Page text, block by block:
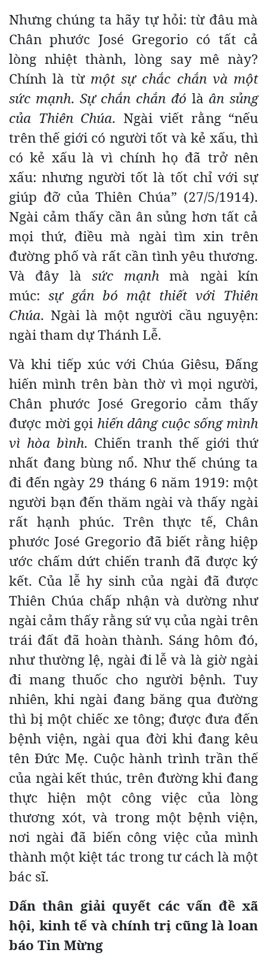
Nhưng chúng ta hãy tự hỏi: từ đâu mà
Chân phước José Gregorio có tất cả
lòng nhiệt thành, lòng say mê này?
Chính là từ một sự chắc chắn và một
sức mạnh. Sự chắn chắn đó là ân sủng
của Thiên Chúa. Ngài viết rằng “nếu
trên thế giới có người tốt và kẻ xấu, thì
có kẻ xấu là vì chính họ đã trở nên
xấu: nhưng người tốt là tốt chỉ với sự
giúp đỡ của Thiên Chúa” (27/5/1914).
Ngài cảm thấy cần ân sủng hơn tất cả
mọi thứ, điều mà ngài tìm xin trên
đường phố và rất cần tình yêu thương.
Và đây làsức mạnhmà ngài kín
múc: sự gắn bó mật thiết với Thiên
Chúa. Ngài là một người cầu nguyện:
ngài tham dự Thánh Lễ.
Và khi tiếp xúc với Chúa Giêsu, Đấng
hiến mình trên bàn thờ vì mọi người,
Chân phước José Gregorio cảm thấy
được mời gọi hiến dâng cuộc sống mình
vì hòa bình. Chiến tranh thế giới thứ
nhất đang bùng nổ. Như thế chúng ta
đi đến ngày 29 tháng 6 năm 1919: một
người bạn đến thăm ngài và thấy ngài
rất hạnh phúc. Trên thực tế, Chân
phước José Gregorio đã biết rằng hiệp
ước chấm dứt chiến tranh đã được ký
kết. Của lễ hy sinh của ngài đã được
Thiên Chúa chấp nhận và dường như
ngài cảm thấy rằng sứ vụ của ngài trên
trái đất đã hoàn thành. Sáng hôm đó,
như thường lệ, ngài đi lễ và là giờ ngài
đi mang thuốc cho người bệnh. Tuy
nhiên, khi ngài đang băng qua đường
thì bị một chiếc xe tông; được đưa đến
bệnh viện, ngài qua đời khi đang kêu
tên Đức Mẹ. Cuộc hành trình trần thế
của ngài kết thúc, trên đường khi đang
thực hiện một công việc của lòng
thương xót, và trong một bệnh viện,
nơi ngài đã biến công việc của mình
thành một kiệt tác trong tư cách là một
bác sĩ.
Dấn thân giải quyết các vấn đề xã
hội, kinh tế và chính trị cũng là loan
báo Tin Mừng